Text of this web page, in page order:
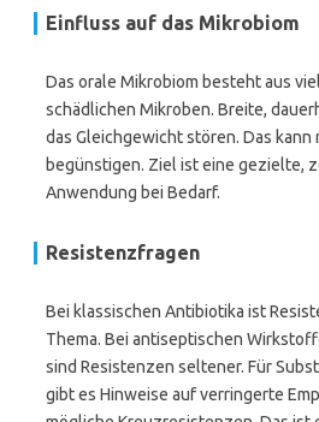
Einfluss auf das Mikrobiom
Das orale Mikrobiom besteht aus
schädlichen Mikroben. Breite,
das Gleichgewicht stören. Das kann
begünstigen. Ziel ist eine gezielte,
Anwendung bei Bedarf.
Resistenzfragen
Bei klassischen Antibiotika ist
Thema. Bei antiseptischen
sind Resistenzen seltener. Für
gibt es Hinweise auf verringerte